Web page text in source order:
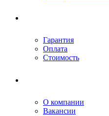
Гарантия
Оплата
Стоимость
О компании
Вакансии